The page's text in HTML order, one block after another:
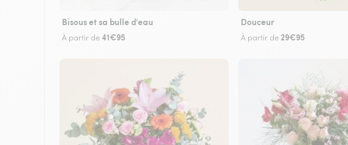
Bisous et sa bulle d'eau
À partir de41€95
Douceur
À partir de 29€95